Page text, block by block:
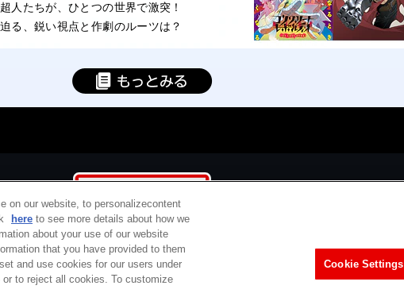
人たちが、ひとつの世界で激突！
る、鋭い視点と作劇のルーツは？
法に基づく表示ご利用規約プライバシーポリシー
ウェブアクセシビリティ方針
ライト一覧バンダイチャンネルとはサポート / Q&A
on our website, to personalizecontent
here to see more details about how we
about your use of our website
that you have provided to them
and use cookies for our users under
to reject all cookies. To customize
Cookie Settings